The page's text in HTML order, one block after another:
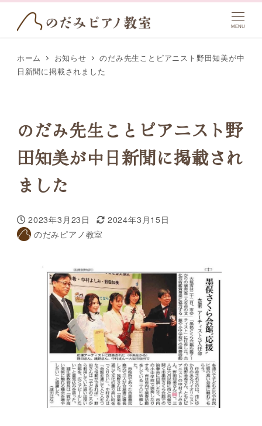
MENU
ホーム お知らせ
のだみ先生ことピアニスト野田知美が中
日新聞に掲載されました
のだみ先生ことピアニスト野
田知美が中日新聞に掲載され
ました
投稿日
2023年3月23日
更新日
2024年3月15日
著
のだみピアノ教室